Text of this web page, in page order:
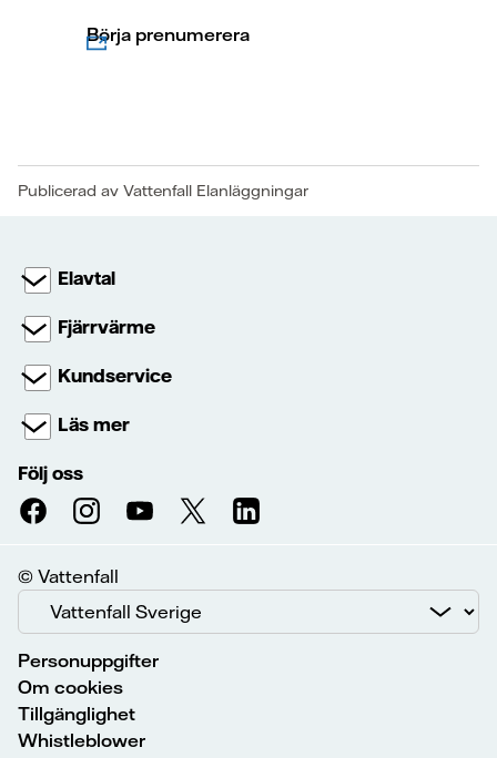
Börja prenumerera
Publicerad av Vattenfall Elanläggningar
Elavtal
Fjärrvärme
Kundservice
Läs mer
Följ oss
© Vattenfall
Personuppgifter
Om cookies
Tillgänglighet
Whistleblower